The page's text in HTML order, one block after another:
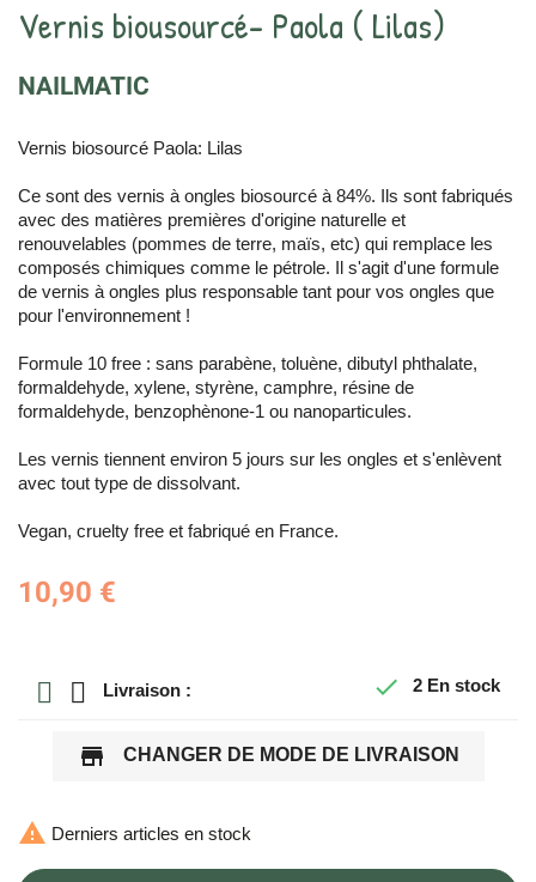
Vernis biousourcé- Paola ( Lilas)
NAILMATIC
Vernis biosourcé Paola: Lilas
Ce sont des vernis à ongles biosourcé à 84%. Ils sont fabriqués
avec des matières premières d'origine naturelle et
renouvelables (pommes de terre, maïs, etc) qui remplace les
composés chimiques comme le pétrole. Il s'agit d'une formule
de vernis à ongles plus responsable tant pour vos ongles que
pour l'environnement !
Formule 10 free : sans parabène, toluène, dibutyl phthalate,
formaldehyde, xylene, styrène, camphre, résine de
formaldehyde, benzophènone-1 ou nanoparticules.
Les vernis tiennent environ 5 jours sur les ongles et s'enlèvent
avec tout type de dissolvant.
Vegan, cruelty free et fabriqué en France.
10,90 €
Livraison :  2 En stock
store CHANGER DE MODE DE LIVRAISON
 Derniers articles en stock